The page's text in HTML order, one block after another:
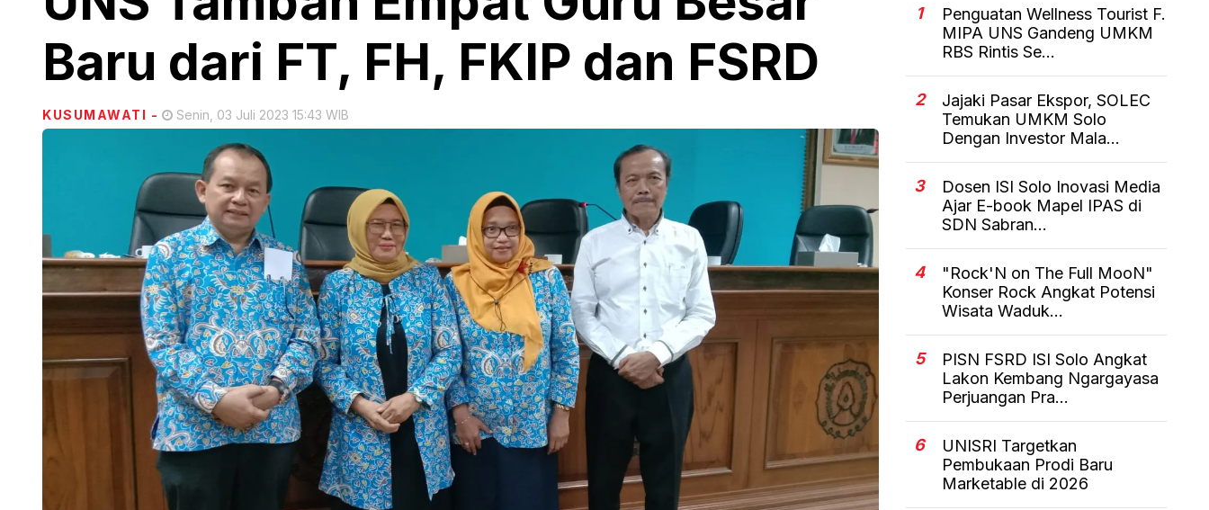
Baru dari FT, FH, FKIP dan FSRD
KUSUMAWATI - Senin, 03 Juli 2023 15:43 WIB
1
Penguatan Wellness Tourist F.
MIPA UNS Gandeng UMKM
RBS Rintis Se...
2
Jajaki Pasar Ekspor, SOLEC
Temukan UMKM Solo
Dengan Investor Mala...
3
Dosen ISI Solo Inovasi Media
Ajar E-book Mapel IPAS di
SDN Sabran...
4
"Rock'N on The Full MooN"
Konser Rock Angkat Potensi
Wisata Waduk...
5
PISN FSRD ISI Solo Angkat
Lakon Kembang Ngargayasa
Perjuangan Pra...
6
UNISRI Targetkan
Pembukaan Prodi Baru
Marketable di 2026